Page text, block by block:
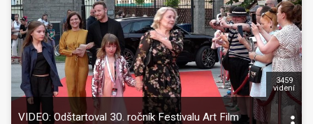
VIDEO: Odštartoval 30. ročník Festivalu Art Film
3459
videní